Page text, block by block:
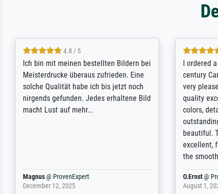
5 / 5
Rundum positive Erfahrung. Die
Ausführung des Auftrags hat eine Weile
gedauert, die angekündigte Lieferzeit
wurde aber letztlich sogar etwas
unterschritten. Die Qualität des Papiers
Dr.@ProvenExpert
February 3, 2026
The
meet its
expert
results for
client. The
repertoire
will
regards to
repertoire.
Anonym@
April 22,